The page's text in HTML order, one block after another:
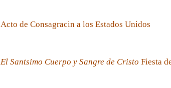
Acto de Consagracin a los Estados Unidos
El Santsimo Cuerpo y Sangre de Cristo Fiesta